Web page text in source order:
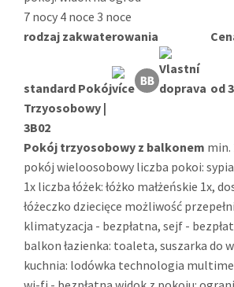
7 nocy 4 noce 3 noce
rodzaj zakwaterowania
standard Pokój
Trzyosobowy |
3B02
od
Pokój trzyosobowy z balkonem min.
pokój wieloosobowy liczba pokoi:
1x liczba łóżek: łóżko małżeńskie 1x,
łóżeczko dziecięce możliwość
klimatyzacja - bezpłatna, sejf -
balkon łazienka: toaleta, suszarka do
kuchnia: lodówka technologia